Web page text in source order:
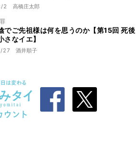
2 高橋庄太郎
でご先祖様は何を思うのか【第15回 死後
さなイエ】
27 酒井順子